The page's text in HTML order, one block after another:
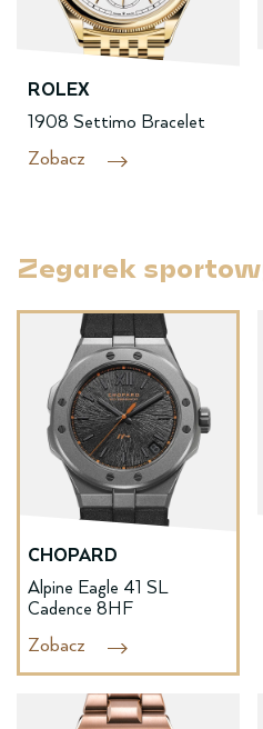
ROLEX
1908 Settimo Bracelet
Zobacz
Zegarek
CHOPARD
Alpine Eagle 41 SL
Cadence 8HF
Zobacz